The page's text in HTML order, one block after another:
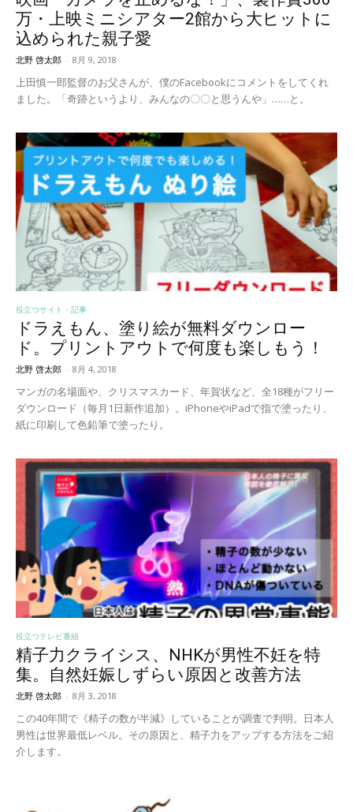
万・上映ミニシアター2館から大ヒットに
込められた親子愛
北野 啓太郎 - 8月 9, 2018
上田慎一郎監督のお父さんが、僕のFacebookにコメントをしてくれ
ました。「奇跡というより、みんなの〇〇と思うんや」……と。
役立つサイト・記事
ドラえもん、塗り絵が無料ダウンロー
ド。プリントアウトで何度も楽しもう！
北野 啓太郎 - 8月 4, 2018
マンガの名場面や、クリスマスカード、年賀状など、全18種がフリー
ダウンロード（毎月1日新作追加）。iPhoneやiPadで指で塗ったり、
紙に印刷して色鉛筆で塗ったり。
役立つテレビ番組
精子力クライシス、NHKが男性不妊を特
集。自然妊娠しずらい原因と改善方法
北野 啓太郎 - 8月 3, 2018
この40年間で《精子の数が半減》していることが調査で判明。日本人
男性は世界最低レベル。その原因と、精子力をアップする方法をご紹
介します。